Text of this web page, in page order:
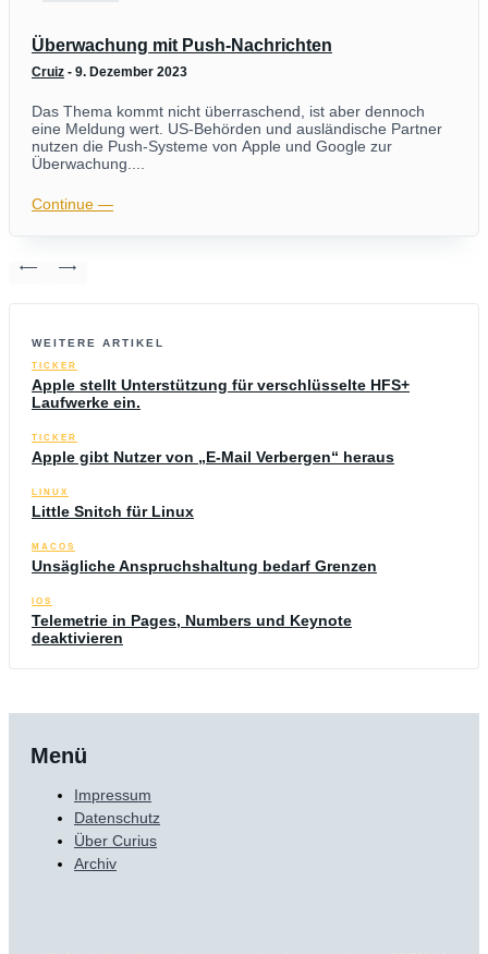
Überwachung mit Push-Nachrichten
Cruiz - 9. Dezember 2023
Das Thema kommt nicht überraschend, ist aber dennoch
eine Meldung wert. US-Behörden und ausländische Partner
nutzen die Push-Systeme von Apple und Google zur
Überwachung....
Continue ―
WEITERE ARTIKEL
TICKER
Apple stellt Unterstützung für verschlüsselte HFS+
Laufwerke ein.
TICKER
Apple gibt Nutzer von „E-Mail Verbergen“ heraus
LINUX
Little Snitch für Linux
MACOS
Unsägliche Anspruchshaltung bedarf Grenzen
IOS
Telemetrie in Pages, Numbers und Keynote
deaktivieren
Menü
Impressum
Datenschutz
Über Curius
Archiv